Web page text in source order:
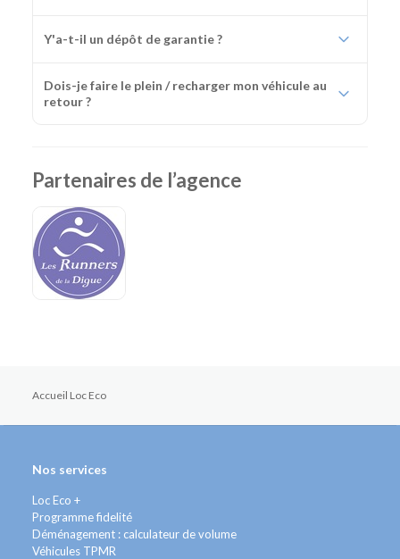
Y'a-t-il un dépôt de garantie ?
Dois-je faire le plein / recharger mon véhicule au
retour ?
Partenaires de l’agence
Accueil Loc Eco
Nos services
Loc Eco +
Programme fidelité
Déménagement : calculateur de volume
Véhicules TPMR